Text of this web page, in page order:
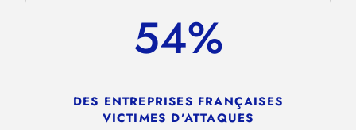
54%
DES ENTREPRISES FRANÇAISES
VICTIMES D’ATTAQUES